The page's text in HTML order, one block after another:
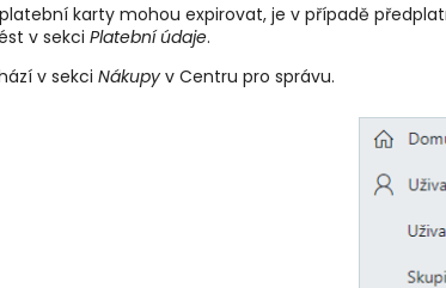
karty mohou expirovat, je v případě
v sekci Platební údaje.
v sekci Nákupyv Centru pro správu.